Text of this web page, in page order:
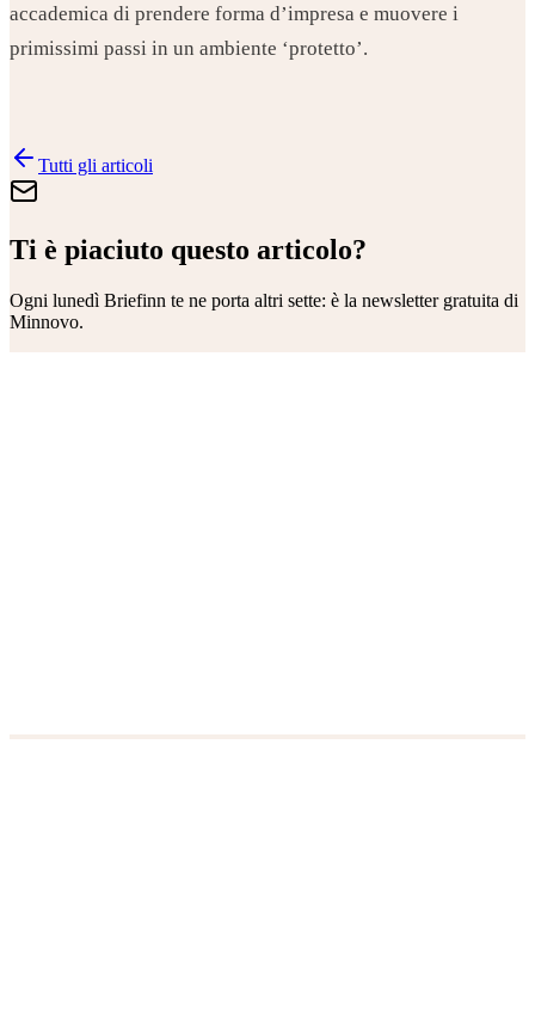
accademica di prendere forma d’impresa e muovere i
primissimi passi in un ambiente ‘protetto’.
Tutti gli articoli
Ti è piaciuto questo articolo?
Ogni lunedì Briefinn te ne porta altri sette: è la newsletter gratuita di
Minnovo.